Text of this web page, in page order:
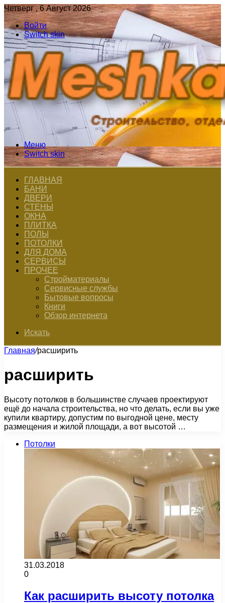
Четверг , 6 Август 2026
Войти
Switch skin
Меню
Switch skin
ГЛАВНАЯ
БАНИ
ДВЕРИ
СТЕНЫ
ОКНА
ПЛИТКА
ПОЛЫ
ПОТОЛКИ
ДЛЯ ДОМА
СЕРВИСЫ
ПРОЧЕЕ
Стройматериалы
Сервисные службы
Бытовые вопросы
Книги
Обзор интернета
Искать
Главная/расширить
расширить
Высоту потолков в большинстве случаев проектируют
ещё до начала строительства, но что делать, если вы уже
купили квартиру, допустим по выгодной цене, месту
размещения и жилой площади, а вот высотой …
Потолки
31.03.2018
0
Как расширить высоту потолка